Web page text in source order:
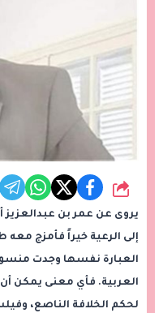
شارك
يروى عن عمر بن عبدالعزيز
إلى الرعية خيراً فأمزج معه
العبارة نفسها وجدت
العربية. فأي معنى يمكن
لحكم الخلافة الناصع،